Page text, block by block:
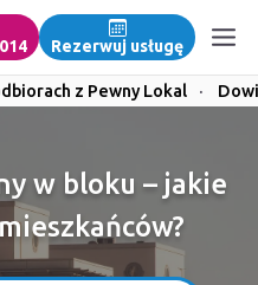
Rezerwuj usługę
z Pewny Lokal ·
w bloku – jakie